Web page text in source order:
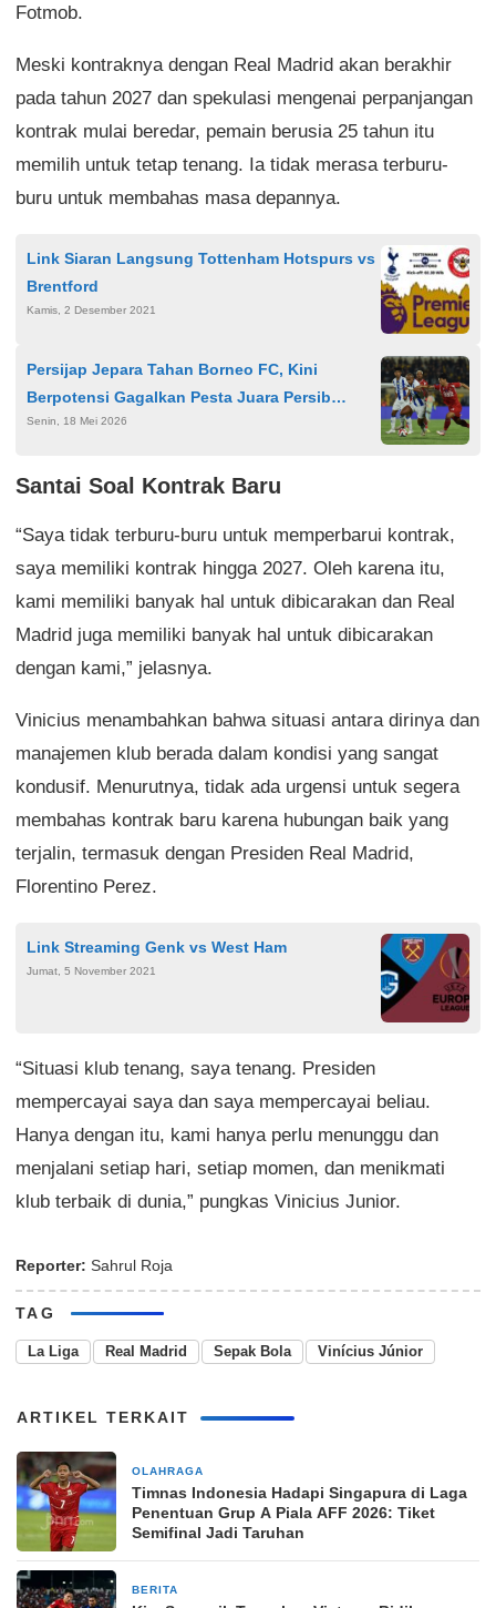
Fotmob.
Meski kontraknya dengan Real Madrid akan berakhir
pada tahun 2027 dan spekulasi mengenai perpanjangan
kontrak mulai beredar, pemain berusia 25 tahun itu
memilih untuk tetap tenang. Ia tidak merasa terburu-
buru untuk membahas masa depannya.
Link Siaran Langsung Tottenham Hotspurs vs
Brentford
Kamis, 2 Desember 2021
Persijap Jepara Tahan Borneo FC, Kini
Berpotensi Gagalkan Pesta Juara Persib
Bandung
Senin, 18 Mei 2026
Santai Soal Kontrak Baru
“Saya tidak terburu-buru untuk memperbarui kontrak,
saya memiliki kontrak hingga 2027. Oleh karena itu,
kami memiliki banyak hal untuk dibicarakan dan Real
Madrid juga memiliki banyak hal untuk dibicarakan
dengan kami,” jelasnya.
Vinicius menambahkan bahwa situasi antara dirinya dan
manajemen klub berada dalam kondisi yang sangat
kondusif. Menurutnya, tidak ada urgensi untuk segera
membahas kontrak baru karena hubungan baik yang
terjalin, termasuk dengan Presiden Real Madrid,
Florentino Perez.
Link Streaming Genk vs West Ham
Jumat, 5 November 2021
“Situasi klub tenang, saya tenang. Presiden
mempercayai saya dan saya mempercayai beliau.
Hanya dengan itu, kami hanya perlu menunggu dan
menjalani setiap hari, setiap momen, dan menikmati
klub terbaik di dunia,” pungkas Vinicius Junior.
Reporter: Sahrul Roja
TAG
La Liga Real Madrid Sepak Bola Vinícius Júnior
ARTIKEL TERKAIT
OLAHRAGA
Timnas Indonesia Hadapi Singapura di Laga
Penentuan Grup A Piala AFF 2026: Tiket
Semifinal Jadi Taruhan
BERITA